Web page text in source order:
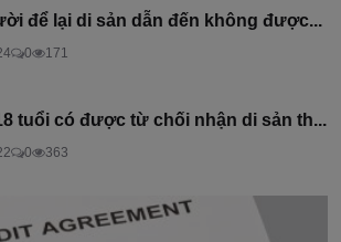
để lại di sản dẫn đến không được...
0 171
tuổi có được từ chối nhận di sản th...
0 363